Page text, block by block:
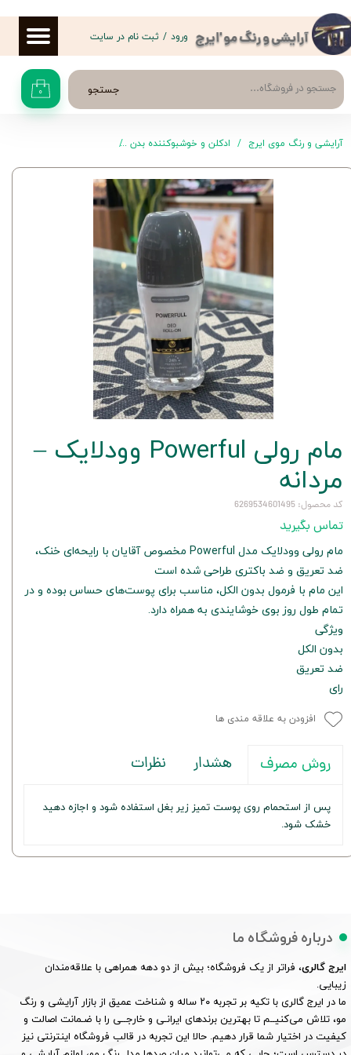
آرایشی و رنگ مو 'ایرج
جستجو ۰
ورود / ثبت نام در سایت
حساب کاربری من
تغییر گذر واژه
سفارشات
خروج از حساب کاربری
آرایشی و رنگ موی ایرج ادکلن و خوشبوکننده بدن
مام رولی Powerful وودلایک –
مردانه
کد محصول: 6269534601495
تماس بگیرید
مام رولی وودلایک مدل Powerful مخصوص آقایان با رایحه‌ای خنک،
ضد تعریق و ضد باکتری طراحی شده است
این مام با فرمول بدون الکل، مناسب برای پوست‌های حساس بوده و در
تمام طول روز بوی خوشایندی به همراه دارد.
ویژگی
بدون الکل
ضد تعریق
رای
افزودن به علاقه مندی ها
روش مصرف هشدار نظرات
پس از استحمام روی پوست تمیز زیر بغل استفاده شود و اجازه دهید
خشک شود.
درباره فروشگاه ما
ایرج گالری، فراتر از یک فروشگاه؛ بیش از دو دهه همراهی با علاقه‌مندان
زیبایی.
ما در ایرج گالری با تکیه بر تجربه ۲۰ ساله و شناخت عمیق از بازار آرایشی و رنگ
مو، تلاش می‌کنیــم تا بهترین برندهای ایرانـی و خارجــی را با ضـمانت اصالت و
کیفیت در اختیار شما قرار دهیم. حالا این تجربه در قالب فروشگاه اینترنتی نیز